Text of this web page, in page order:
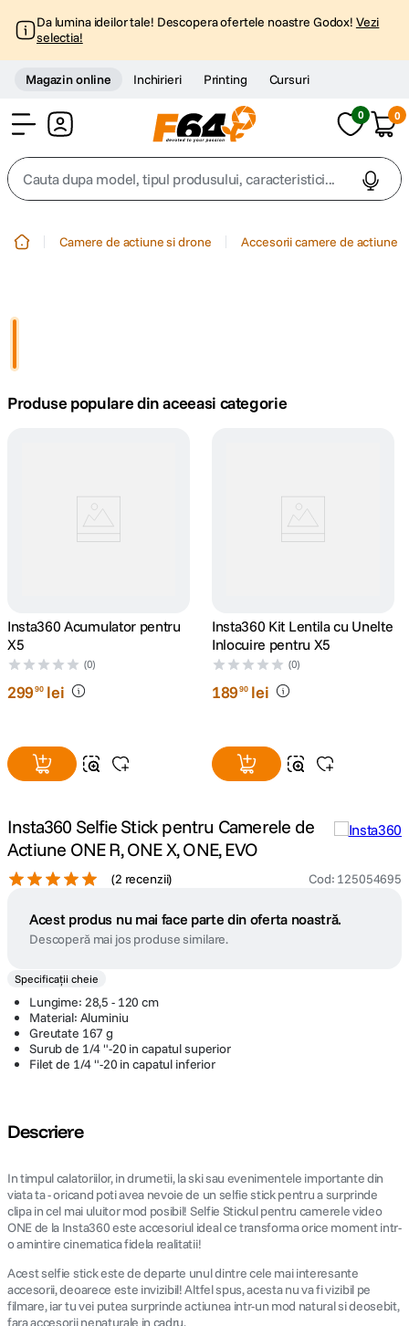
Da lumina ideilor tale! Descopera ofertele noastre Godox! Vezi
selectia!
Magazin online Inchirieri Printing Cursuri
0 0
Cauta dupa model, tipul produsului, caracteristici...
4. peak design
9. insta 360
10 . godox
Camere de actiune si drone Accesorii camere de actiune
Produse populare din aceeasi categorie
Insta360 Acumulator pentru
X5
(0)
29990 lei
Insta360 Kit Lentila cu Unelte
Inlocuire pentru X5
(0)
18990 lei
Insta360 Selfie Stick pentru Camerele de
Actiune ONE R, ONE X, ONE, EVO
(2 recenzii) Cod: 125054695
Acest produs nu mai face parte din oferta noastră.
Descoperă mai jos produse similare.
Specificații cheie
Lungime: 28,5 - 120 cm
Material: Aluminiu
Greutate 167 g
Surub de 1/4 "-20 in capatul superior
Filet de 1/4 "-20 in capatul inferior
Descriere
In timpul calatoriilor, in drumetii, la ski sau evenimentele importante din
viata ta - oricand poti avea nevoie de un selfie stick pentru a surprinde
clipa in cel mai uluitor mod posibil! Selfie Stickul pentru camerele video
ONE de la Insta360 este accesoriul ideal ce transforma orice moment intr-
o amintire cinematica fidela realitatii!
Acest selfie stick este de departe unul dintre cele mai interesante
accesorii, deoarece este invizibil! Altfel spus, acesta nu va fi vizibil pe
filmare, iar tu vei putea surprinde actiunea intr-un mod natural si deosebit,
fara accesorii nenaturale in cadru.